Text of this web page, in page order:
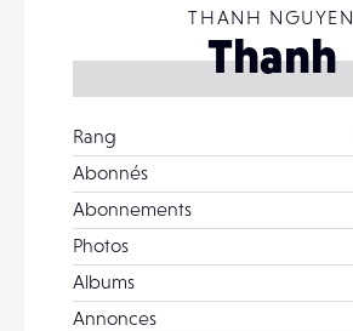
THANH NGUYEN
Thanh
Rang
Abonnés
Abonnements
Photos
Albums
Annonces